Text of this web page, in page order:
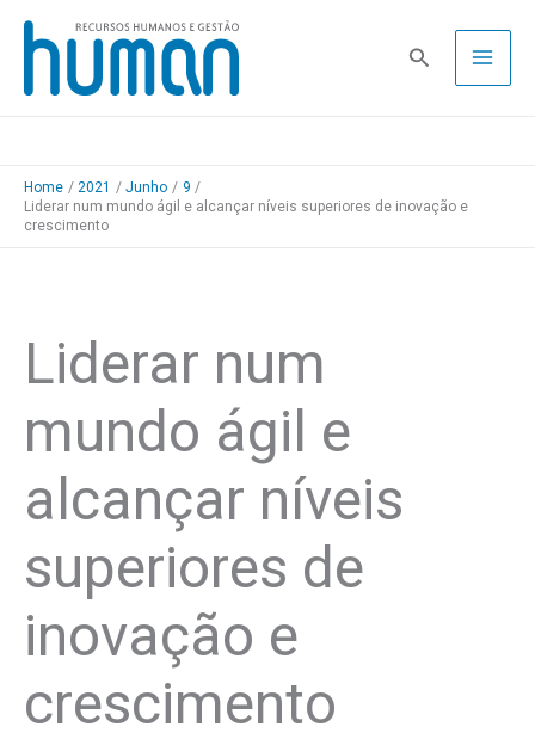
Skip
content
Pesquisa
Home 2021 Junho
9
Liderar num mundo ágil e alcançar níveis superiores de inovação e
crescimento
Liderar num
mundo ágil e
alcançar níveis
superiores de
inovação e
crescimento